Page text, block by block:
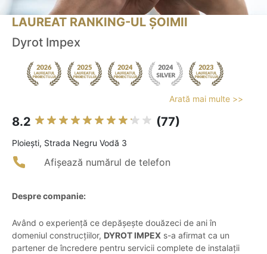
LAUREAT RANKING-UL ȘOIMII
Dyrot Impex
Arată mai multe >>
8.2 (77)
Ploieşti, Strada Negru Vodă 3
Afișează numărul de telefon
Despre companie:
Având o experiență ce depășește douăzeci de ani în
domeniul construcțiilor, DYROT IMPEX s-a afirmat ca un
partener de încredere pentru servicii complete de instalații